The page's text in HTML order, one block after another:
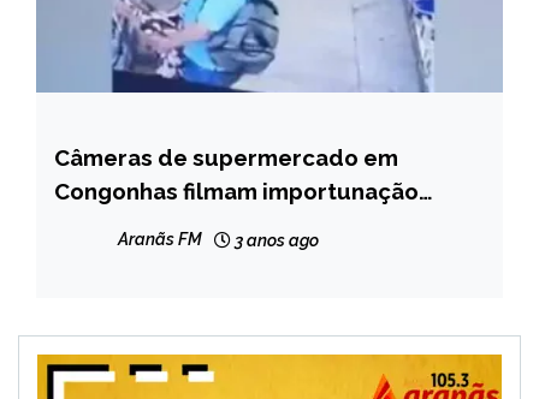
BRASIL
NOTÍCIAS
Câmeras de supermercado em
Congonhas filmam importunação
Aranãs FM 3 anos ago